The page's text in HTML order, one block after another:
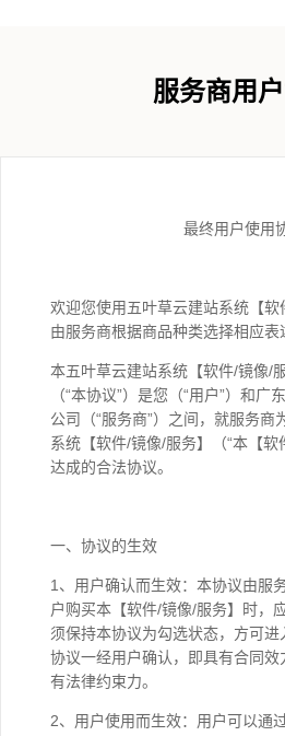
服务商用
最终用户使用
欢迎您使用五叶草云建站系统【软
由服务商根据商品种类选择相应表
本五叶草云建站系统【软件/镜像/
（“本协议”）是您（“用户”）和
公司（“服务商”）之间，就服务商
系统【软件/镜像/服务】（“本【软
达成的合法协议。
一、协议的生效
1、用户确认而生效：本协议由服
户购买本【软件/镜像/服务】时，
须保持本协议为勾选状态，方可
协议一经用户确认，即具有合同
有法律约束力。
2、用户使用而生效：用户可以通